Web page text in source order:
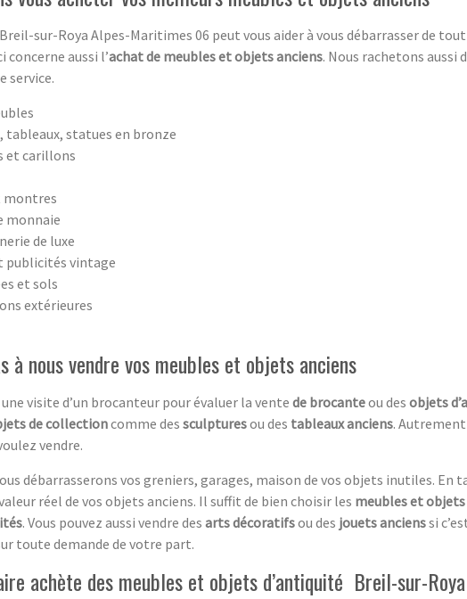
sur-Roya Alpes-Maritimes 06 peut vous aider à vous débarrasser de
concerne aussi l’achat de meubles et objets anciens. Nous rachetons
service.
tableaux, statues en bronze
et carillons
montres
monnaie
de luxe
publicités vintage
et sols
extérieures
à nous vendre vos meubles et objets anciens
visite d’un brocanteur pour évaluer la vente de brocanteou des objets
de collectioncomme des sculpturesou des tableaux anciens.
vendre.
débarrasserons vos greniers, garages, maison de vos objets inutiles.
réel de vos objets anciens. Il suffit de bien choisir les meubles et
. Vous pouvez aussi vendre des arts décoratifsou des jouets ancienssi
toute demande de votre part.
achète des meubles et objets d’antiquité Breil-sur-